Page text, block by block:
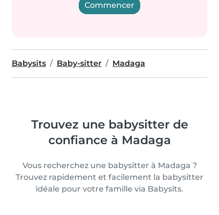
Commencer
Babysits Baby-sitter Madaga
Trouvez une babysitter de
confiance à Madaga
Vous recherchez une babysitter à Madaga ?
Trouvez rapidement et facilement la babysitter
idéale pour votre famille via Babysits.